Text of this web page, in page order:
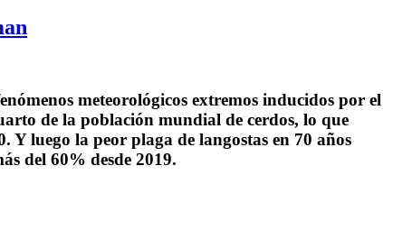
meteorológicos extremos inducidos por el
de la población mundial de cerdos, lo que
luego la peor plaga de langostas en 70 años
del 60% desde 2019.